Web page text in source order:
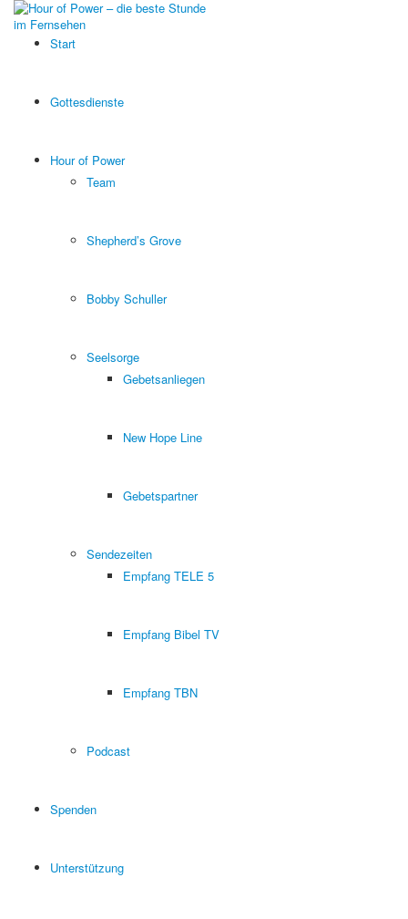
Start
Gottesdienste
Hour of Power
Team
Shepherd’s Grove
Bobby Schuller
Seelsorge
Gebetsanliegen
New Hope Line
Gebetspartner
Sendezeiten
Empfang TELE 5
Empfang Bibel TV
Empfang TBN
Podcast
Spenden
Unterstützung